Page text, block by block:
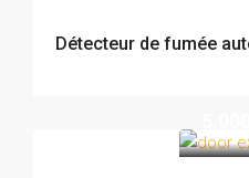
Détecteur de fumée